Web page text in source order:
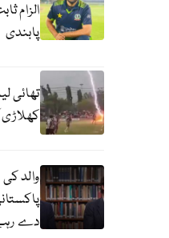
پابندی
تھائی
والد
دے